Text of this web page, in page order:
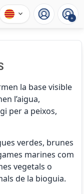
expand_more +
la base visible
l’aigua,
per a peixos,
verdes, brunes
marines com
vegetals o
de la bioguia.